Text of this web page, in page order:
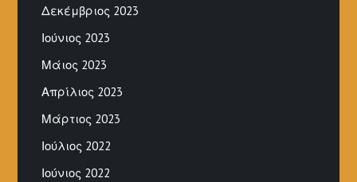
Δεκέμβριος 2023
Ιούνιος 2023
Μάιος 2023
Απρίλιος 2023
Μάρτιος 2023
Ιούλιος 2022
Ιούνιος 2022